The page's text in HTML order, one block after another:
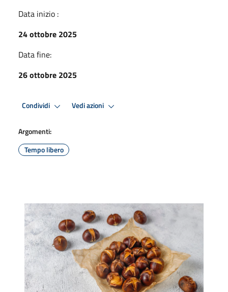
Data inizio :
24 ottobre 2025
Data fine:
26 ottobre 2025
Condividi Vedi azioni
Argomenti:
Tempo libero